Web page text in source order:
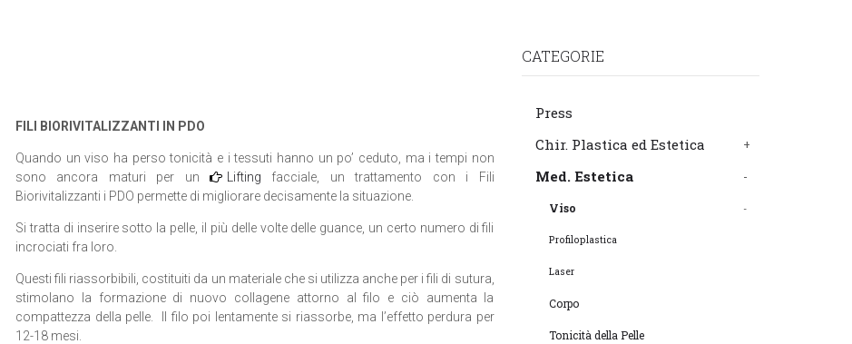
FILI BIORIVITALIZZANTI IN PDO
Quando un viso ha perso tonicità e i tessuti hanno un po’ ceduto, ma i tempi non
sono ancora maturi per un
Lifting facciale, un trattamento con i Fili
Biorivitalizzanti i PDO permette di migliorare decisamente la situazione.
Si tratta di inserire sotto la pelle, il più delle volte delle guance, un certo numero di fili
incrociati fra loro.
Questi fili riassorbibili, costituiti da un materiale che si utilizza anche per i fili di sutura,
stimolano la formazione di nuovo collagene attorno al filo e ciò aumenta la
compattezza della pelle. Il filo poi lentamente si riassorbe, ma l’effetto perdura per
12-18 mesi.
CATEGORIE
Press
Chir. Plastica ed Estetica
Med. Estetica
Viso
Profiloplastica
Laser
Corpo
Tonicità della Pelle